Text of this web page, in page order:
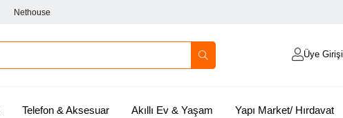
Nethouse
Üye Girişi
Telefon & Aksesuar Akıllı Ev & Yaşam Yapı Market/ Hırdavat